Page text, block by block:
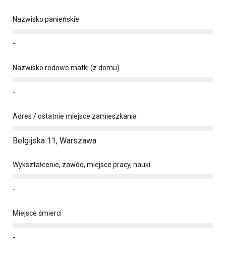
Nazwisko panieńskie
-
Nazwisko rodowe matki (z domu)
-
Adres / ostatnie miejsce zamieszkania
Belgijska 11, Warszawa
Wykształcenie, zawód, miejsce pracy, nauki
-
Miejsce śmierci
-